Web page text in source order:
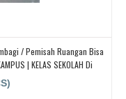
/ Pemisah Ruangan Bisa
| KELAS SEKOLAH Di